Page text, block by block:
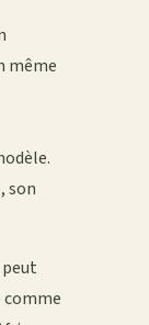
même
son
comme